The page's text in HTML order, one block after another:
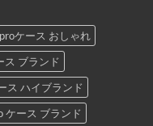
ケース おしゃれ
ス ブランド
ス ハイブランド
ケース ブランド